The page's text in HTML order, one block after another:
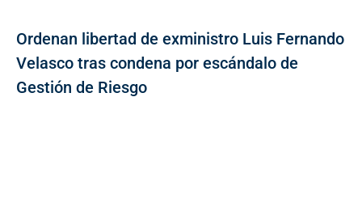
Ordenan libertad de exministro Luis Fernando
Velasco tras condena por escándalo de
Gestión de Riesgo